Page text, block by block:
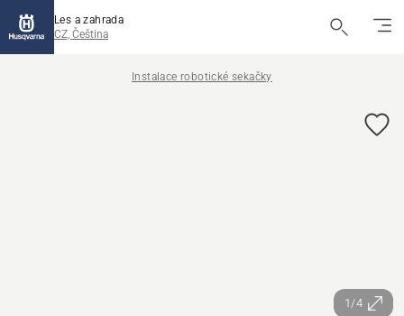
Les a zahrada
CZ, Čeština
Instalace robotické sekačky
1/4